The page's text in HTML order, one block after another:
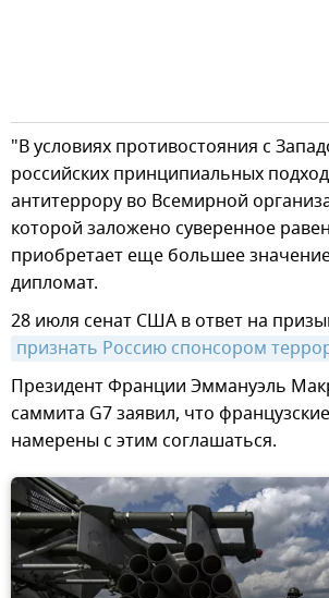
"В условиях противостояния с
российских принципиальных
антитеррору во Всемирной
которой заложено суверенное
приобретает еще большее
дипломат.
28 июля сенат США в ответ на
признать Россию спонсором
Президент Франции Эммануэль
саммита G7 заявил, что
намерены с этим соглашаться.